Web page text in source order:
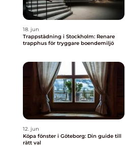
18. jun
Trappstädning i Stockholm: Renare
trapphus för tryggare boendemiljö
12. jun
Köpa fönster i Göteborg: Din guide till
rätt val